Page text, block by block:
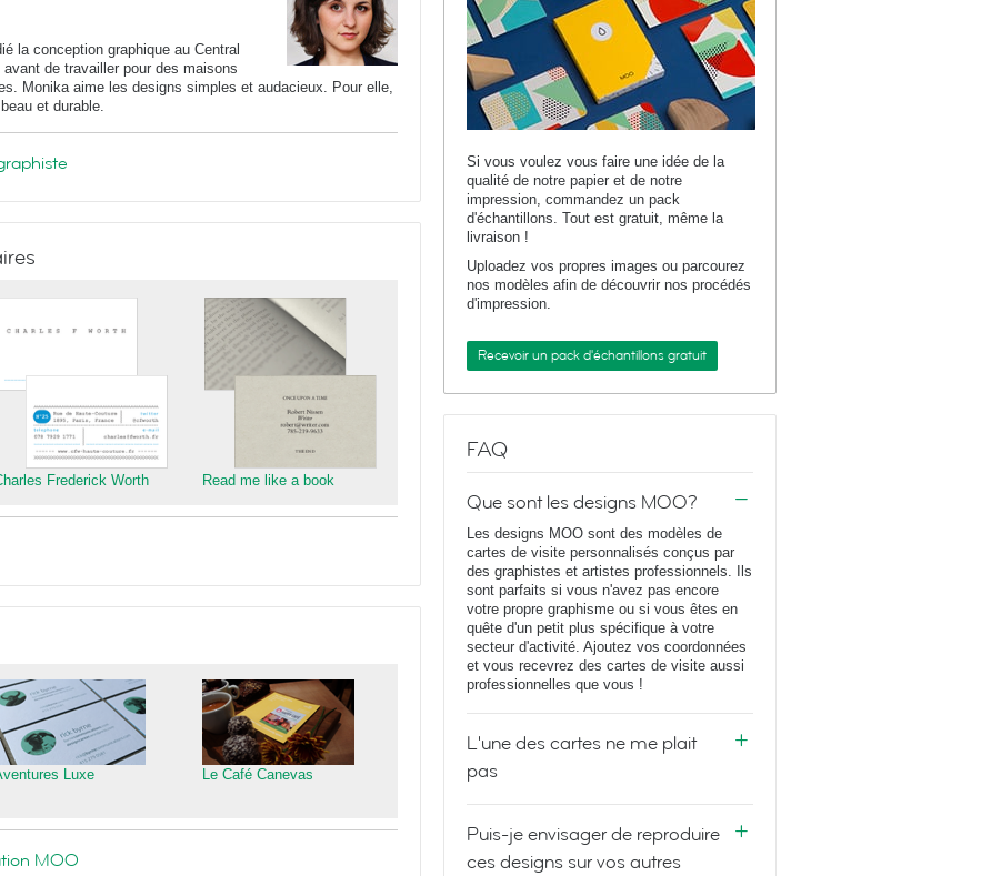
la conception graphique au Central
de travailler pour des maisons
Monika aime les designs simples et audacieux. Pour elle,
et durable.
Frederick Worth Read me like a book
Luxe Le Café Canevas
MOO
Si vous voulez vous faire une idée de la
qualité de notre papier et de notre
impression, commandez un pack
d'échantillons. Tout est gratuit, même la
livraison !
Uploadez vos propres images ou parcourez
nos modèles afin de découvrir nos procédés
d'impression.
Recevoir un pack d'échantillons gratuit
FAQ
Que sont les designs MOO?
Les designs MOO sont des modèles de
cartes de visite personnalisés conçus par
des graphistes et artistes professionnels. Ils
sont parfaits si vous n'avez pas encore
votre propre graphisme ou si vous êtes en
quête d'un petit plus spécifique à votre
secteur d'activité. Ajoutez vos coordonnées
et vous recevrez des cartes de visite aussi
professionnelles que vous !
L'une des cartes ne me plait
pas
Puis-je envisager de reproduire
ces designs sur vos autres